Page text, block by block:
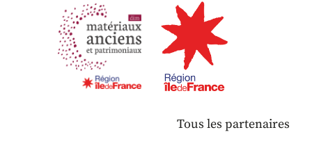
Tous les partenaires